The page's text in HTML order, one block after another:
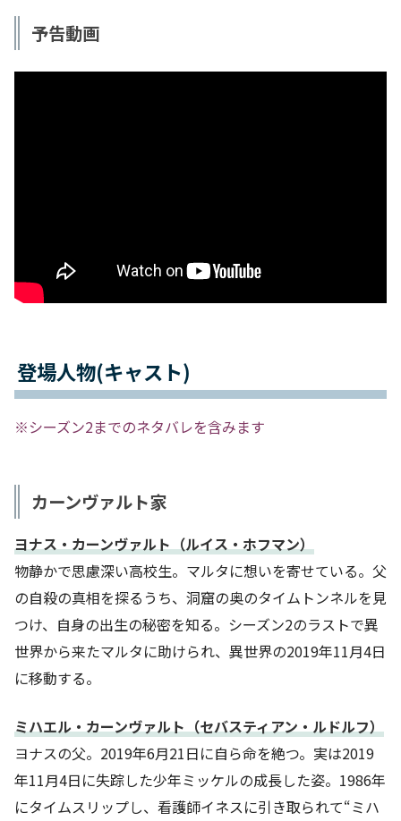
予告動画
登場人物(キャスト)
※シーズン2までのネタバレを含みます
カーンヴァルト家
ヨナス・カーンヴァルト（ルイス・ホフマン）
物静かで思慮深い高校生。マルタに想いを寄せている。父
の自殺の真相を探るうち、洞窟の奥のタイムトンネルを見
つけ、自身の出生の秘密を知る。シーズン2のラストで異
世界から来たマルタに助けられ、異世界の2019年11月4日
に移動する。
ミハエル・カーンヴァルト（セバスティアン・ルドルフ）
ヨナスの父。2019年6月21日に自ら命を絶つ。実は2019
年11月4日に失踪した少年ミッケルの成長した姿。1986年
にタイムスリップし、看護師イネスに引き取られて“ミハ